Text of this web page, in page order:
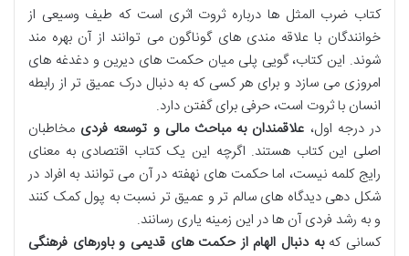
کتاب ضرب المثل ها درباره ثروت اثری است که طیف وسیعی از
خوانندگان با علاقه مندی های گوناگون می توانند از آن بهره مند
شوند. این کتاب، گویی پلی میان حکمت های دیرین و دغدغه های
امروزی می سازد و برای هر کسی که به دنبال درک عمیق تر از رابطه
انسان با ثروت است، حرفی برای گفتن دارد.
در درجه اول، علاقمندان به مباحث مالی و توسعه فردی مخاطبان
اصلی این کتاب هستند. اگرچه این یک کتاب اقتصادی به معنای
رایج کلمه نیست، اما حکمت های نهفته در آن می توانند به افراد در
شکل دهی دیدگاه های سالم تر و عمیق تر نسبت به پول کمک کنند
و به رشد فردی آن ها در این زمینه یاری رسانند.
کسانی کهبه دنبال الهام از حکمت های قدیمی و باورهای فرهنگی